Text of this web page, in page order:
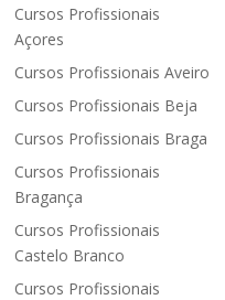
Cursos Profissionais
Açores
Cursos Profissionais Aveiro
Cursos Profissionais Beja
Cursos Profissionais Braga
Cursos Profissionais
Bragança
Cursos Profissionais
Castelo Branco
Cursos Profissionais